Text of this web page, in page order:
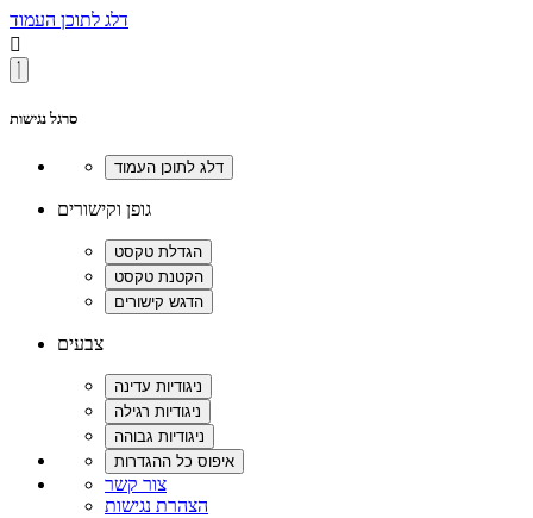
דלג לתוכן העמוד

סרגל נגישות
גופן וקישורים
צבעים
צור קשר
הצהרת נגישות